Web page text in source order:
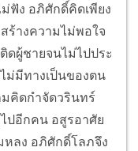
ฟัง อภิศักดิ์คิดเพียง
ร้างความไม่พอใจ
ผู้ชายจนไม่ไปประ
ม่มีทางเป็นของตน
คิดกำจัดวรินทร์
ปอีกคน อสูรอาศัย
หลง อภิศักดิ์โลภจึง